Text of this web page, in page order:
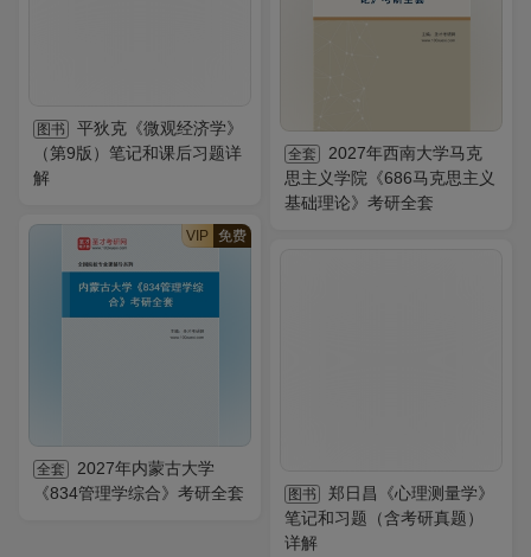
图书
平狄克《微观经济学》
（第9版）笔记和课后习题详
解
全套
2027年西南大学马克
思主义学院《686马克思主义
基础理论》考研全套
VIP 免费
全套
2027年内蒙古大学
《834管理学综合》考研全套
图书
郑日昌《心理测量学》
笔记和习题（含考研真题）
详解